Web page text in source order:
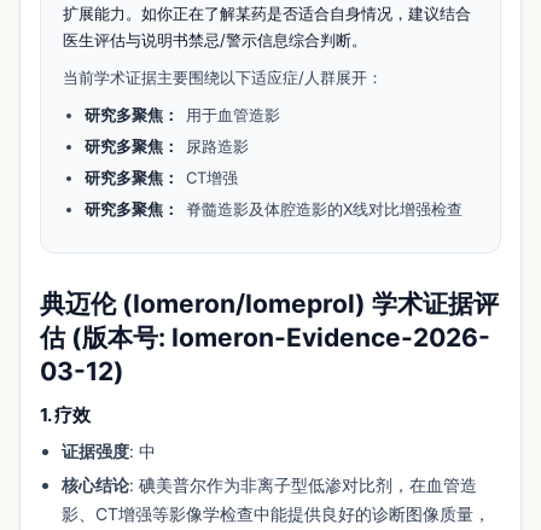
扩展能力。如你正在了解某药是否适合自身情况，建议结合
医生评估与说明书禁忌/警示信息综合判断。
当前学术证据主要围绕以下适应症/人群展开：
研究多聚焦：
用于血管造影
研究多聚焦：
尿路造影
研究多聚焦：
CT增强
研究多聚焦：
脊髓造影及体腔造影的X线对比增强检查
典迈伦 (Iomeron/Iomeprol) 学术证据评
估 (版本号: Iomeron-Evidence-2026-
03-12)
1. 疗效
证据强度: 中
核心结论: 碘美普尔作为非离子型低渗对比剂，在血管造
影、CT增强等影像学检查中能提供良好的诊断图像质量，